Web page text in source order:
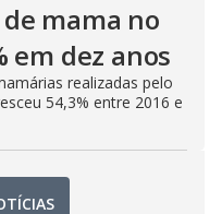
mama no
em dez anos
realizadas pelo
54,3% entre 2016 e